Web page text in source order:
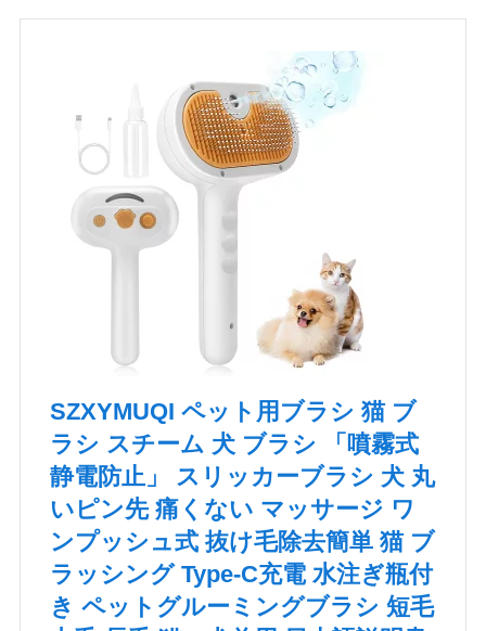
SZXYMUQI ペット用ブラシ 猫 ブ
ラシ スチーム 犬 ブラシ 「噴霧式
静電防止」 スリッカーブラシ 犬 丸
いピン先 痛くない マッサージ ワ
ンプッシュ式 抜け毛除去簡単 猫 ブ
ラッシング Type-C充電 水注ぎ瓶付
き ペットグルーミングブラシ 短毛